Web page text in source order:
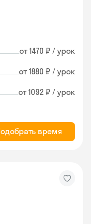
от 1470 ₽ / урок
от 1880 ₽ / урок
от 1092 ₽ / урок
время